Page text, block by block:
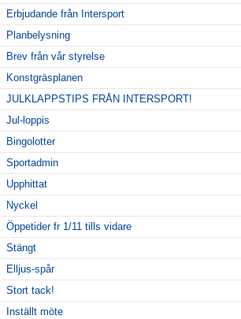
Erbjudande från Intersport
Planbelysning
Brev från vår styrelse
Konstgräsplanen
JULKLAPPSTIPS FRÅN INTERSPORT!
Jul-loppis
Bingolotter
Sportadmin
Upphittat
Nyckel
Öppetider fr 1/11 tills vidare
Stängt
Elljus-spår
Stort tack!
Inställt möte